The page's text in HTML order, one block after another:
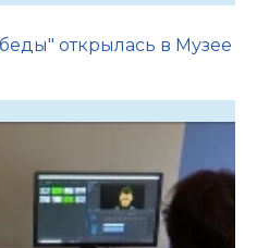
открылась в Музее